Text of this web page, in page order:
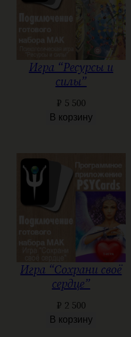
Игра “Ресурсы и
силы”
₽ 5 500
В корзину
Игра “Сохрани своё
сердце”
₽ 2 500
В корзину